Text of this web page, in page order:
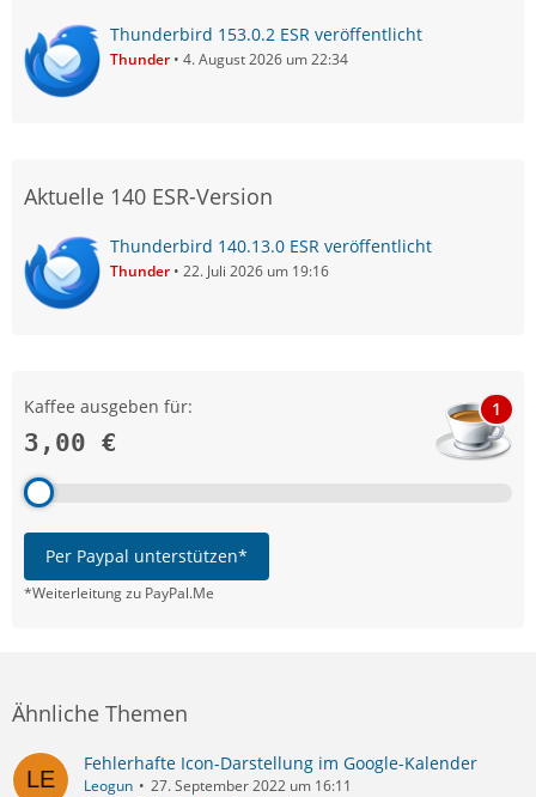
Thunderbird 153.0.2 ESR veröffentlicht
Thunder 4. August 2026 um 22:34
Aktuelle 140 ESR-Version
Thunderbird 140.13.0 ESR veröffentlicht
Thunder 22. Juli 2026 um 19:16
Kaffee ausgeben für:
3,00 €
1
Per Paypal unterstützen*
*Weiterleitung zu PayPal.Me
Ähnliche Themen
Fehlerhafte Icon-Darstellung im Google-Kalender
Leogun
27. September 2022 um 16:11